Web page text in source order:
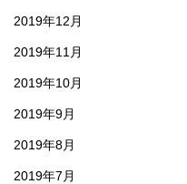
2019年12月
2019年11月
2019年10月
2019年9月
2019年8月
2019年7月